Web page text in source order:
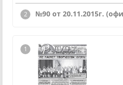
№90 от 20.11.2015г.